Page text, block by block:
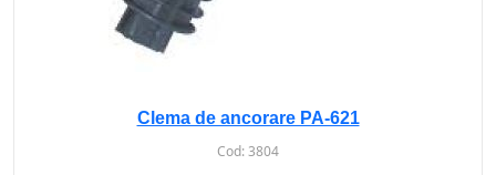
Clema de ancorare PA-621
Cod:3804